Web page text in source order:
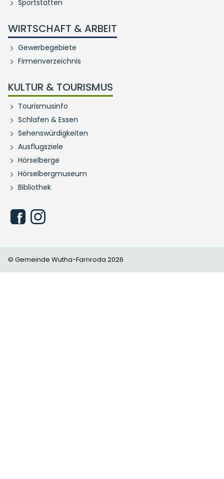
Sportstätten
WIRTSCHAFT & ARBEIT
Gewerbegebiete
Firmenverzeichnis
KULTUR & TOURISMUS
Tourismusinfo
Schlafen & Essen
Sehenswürdigkeiten
Ausflugsziele
Hörselberge
Hörselbergmuseum
Bibliothek
© Gemeinde Wutha-Farnroda 2026